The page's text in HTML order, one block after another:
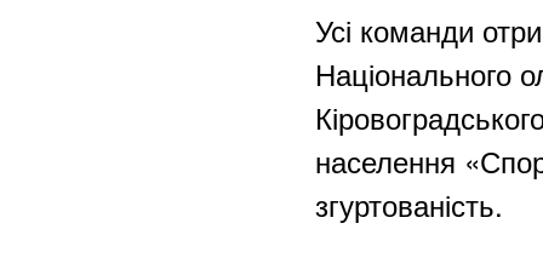
Усі команди
Національного
населення
згуртованість.